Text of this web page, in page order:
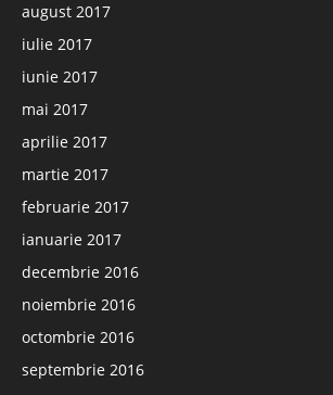
august 2017
iulie 2017
iunie 2017
mai 2017
aprilie 2017
martie 2017
februarie 2017
ianuarie 2017
decembrie 2016
noiembrie 2016
octombrie 2016
septembrie 2016